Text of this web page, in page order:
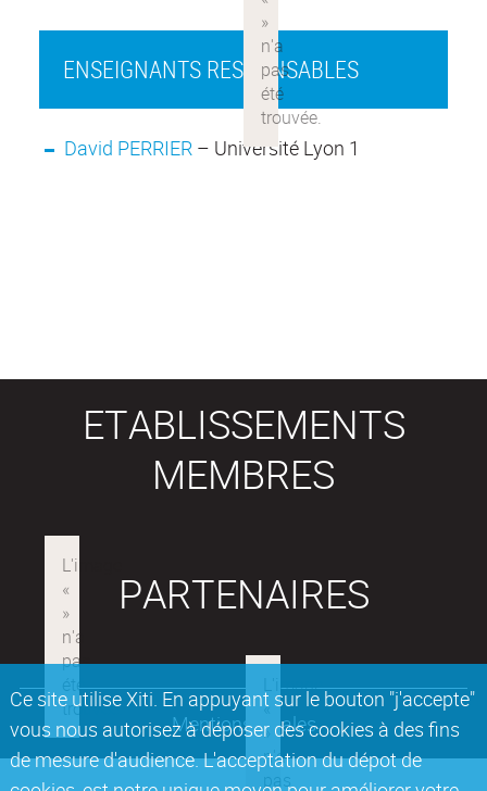
Ce site utilise Xiti. En appuyant sur le bouton "j'accepte"
vous nous autorisez à déposer des cookies à des fins
de mesure d'audience. L'acceptation du dépot de
ENSEIGNANTS RESPONSABLES
David PERRIER– Université Lyon 1
ETABLISSEMENTS
MEMBRES
PARTENAIRES
Mentions légales